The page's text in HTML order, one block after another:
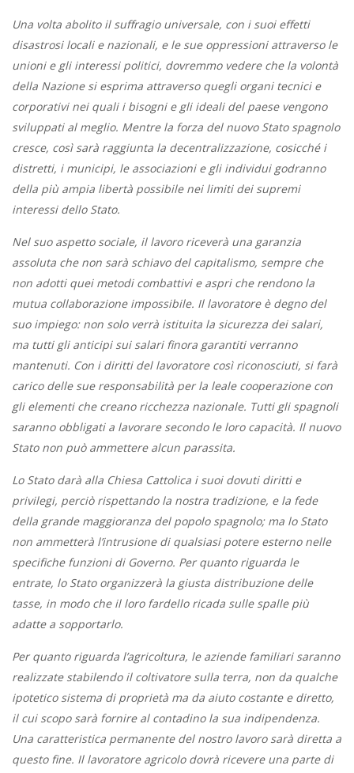
Una volta abolito il suffragio universale, con i suoi effetti
disastrosi locali e nazionali, e le sue oppressioni attraverso le
unioni e gli interessi politici, dovremmo vedere che la volontà
della Nazione si esprima attraverso quegli organi tecnici e
corporativi nei quali i bisogni e gli ideali del paese vengono
sviluppati al meglio. Mentre la forza del nuovo Stato spagnolo
cresce, così sarà raggiunta la decentralizzazione, cosicché i
distretti, i municipi, le associazioni e gli individui godranno
della più ampia libertà possibile nei limiti dei supremi
interessi dello Stato.
Nel suo aspetto sociale, il lavoro riceverà una garanzia
assoluta che non sarà schiavo del capitalismo, sempre che
non adotti quei metodi combattivi e aspri che rendono la
mutua collaborazione impossibile. Il lavoratore è degno del
suo impiego: non solo verrà istituita la sicurezza dei salari,
ma tutti gli anticipi sui salari finora garantiti verranno
mantenuti. Con i diritti del lavoratore così riconosciuti, si farà
carico delle sue responsabilità per la leale cooperazione con
gli elementi che creano ricchezza nazionale. Tutti gli spagnoli
saranno obbligati a lavorare secondo le loro capacità. Il nuovo
Stato non può ammettere alcun parassita.
Lo Stato darà alla Chiesa Cattolica i suoi dovuti diritti e
privilegi, perciò rispettando la nostra tradizione, e la fede
della grande maggioranza del popolo spagnolo; ma lo Stato
non ammetterà l’intrusione di qualsiasi potere esterno nelle
specifiche funzioni di Governo. Per quanto riguarda le
entrate, lo Stato organizzerà la giusta distribuzione delle
tasse, in modo che il loro fardello ricada sulle spalle più
adatte a sopportarlo.
Per quanto riguarda l’agricoltura, le aziende familiari saranno
realizzate stabilendo il coltivatore sulla terra, non da qualche
ipotetico sistema di proprietà ma da aiuto costante e diretto,
il cui scopo sarà fornire al contadino la sua indipendenza.
Una caratteristica permanente del nostro lavoro sarà diretta a
questo fine. Il lavoratore agricolo dovrà ricevere una parte di